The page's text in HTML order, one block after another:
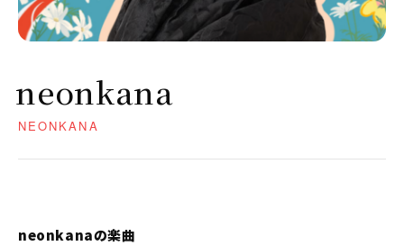
neonkana
NEONKANA
neonkanaの楽曲